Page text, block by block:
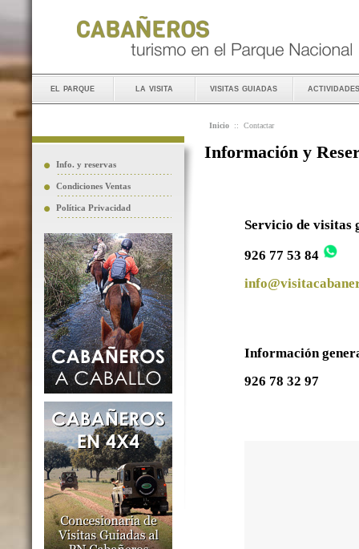
el parque la visita visitas guiadas actividades
Info. y reservas
Condiciones Ventas
Política Privacidad
Inicio :: Contactar
Información y
Servicio de visitas
926 77 53 84
Información
926 78 32 97